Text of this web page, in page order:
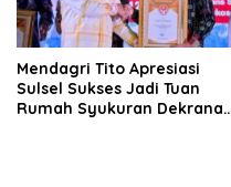
Mendagri Tito Apresiasi
Sulsel Sukses Jadi Tuan
Rumah Syukuran Dekranas